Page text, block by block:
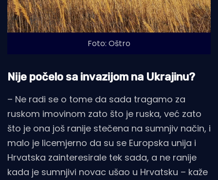
Foto: Oštro
Nije počelo sa invazijom na Ukrajinu?
– Ne radi se o tome da sada tragamo za
ruskom imovinom zato što je ruska, već zato
što je ona još ranije stečena na sumnjiv način, i
malo je licemjerno da su se Europska unija i
Hrvatska zainteresirale tek sada, a ne ranije
kada je sumnjivi novac ušao u Hrvatsku – kaže